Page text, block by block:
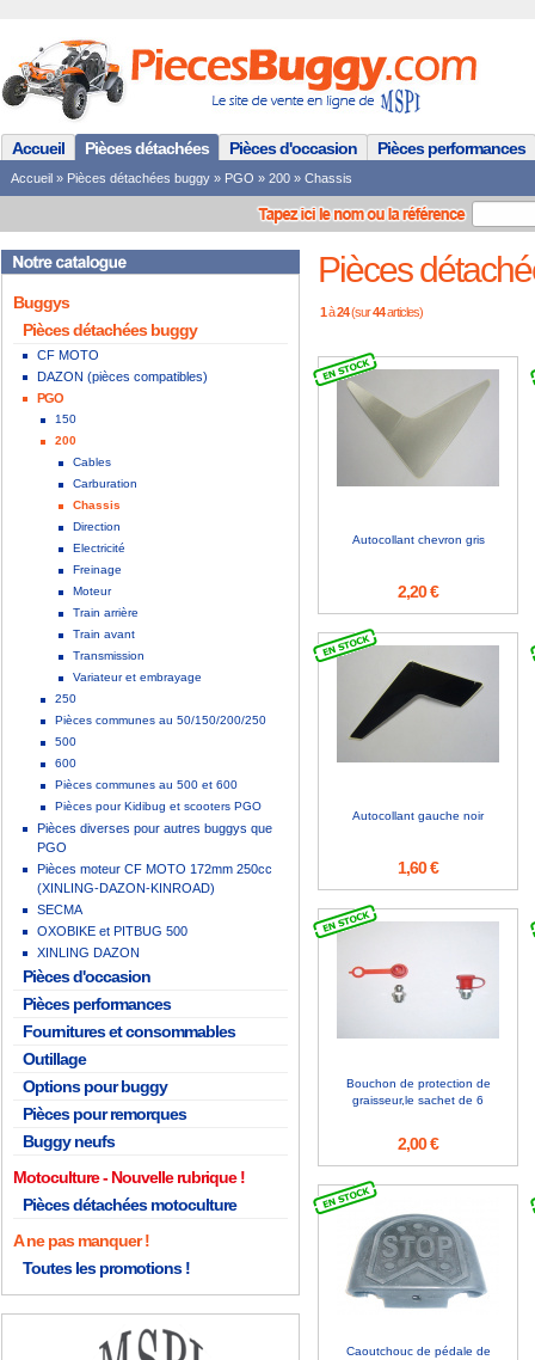
Accueil Pièces détachées Pièces d'occasion Pièces performances
Accueil » Pièces détachées buggy » PGO » 200 » Chassis
Buggys
Pièces détachées buggy
CF MOTO
DAZON (pièces compatibles)
PGO
150
200
Cables
Carburation
Chassis
Direction
Electricité
Freinage
Moteur
Train arrière
Train avant
Transmission
Variateur et embrayage
250
Pièces communes au 50/150/200/250
500
600
Pièces communes au 500 et 600
Pièces pour Kidibug et scooters PGO
Pièces diverses pour autres buggys que
PGO
Pièces moteur CF MOTO 172mm 250cc
(XINLING-DAZON-KINROAD)
SECMA
OXOBIKE et PITBUG 500
XINLING DAZON
Pièces d'occasion
Pièces performances
Fournitures et consommables
Outillage
Options pour buggy
Pièces pour remorques
Buggy neufs
Motoculture
Pièces détachées motoculture
A ne pas manquer !
Toutes les promotions !
Pièces
1à24(sur44articles)
Autocollant chevron gris
2,20 €
Autocollant gauche noir
1,60 €
Bouchon de protection de
graisseur,le sachet de 6
2,00 €
Caoutchouc de pédale de